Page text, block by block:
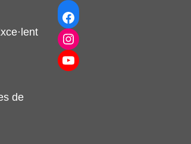
de
Facebook
Instagram
YouTube